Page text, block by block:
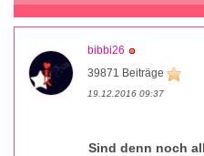
bibbi26
39871 Beiträge
19.12.2016 09:37
Sind denn noch